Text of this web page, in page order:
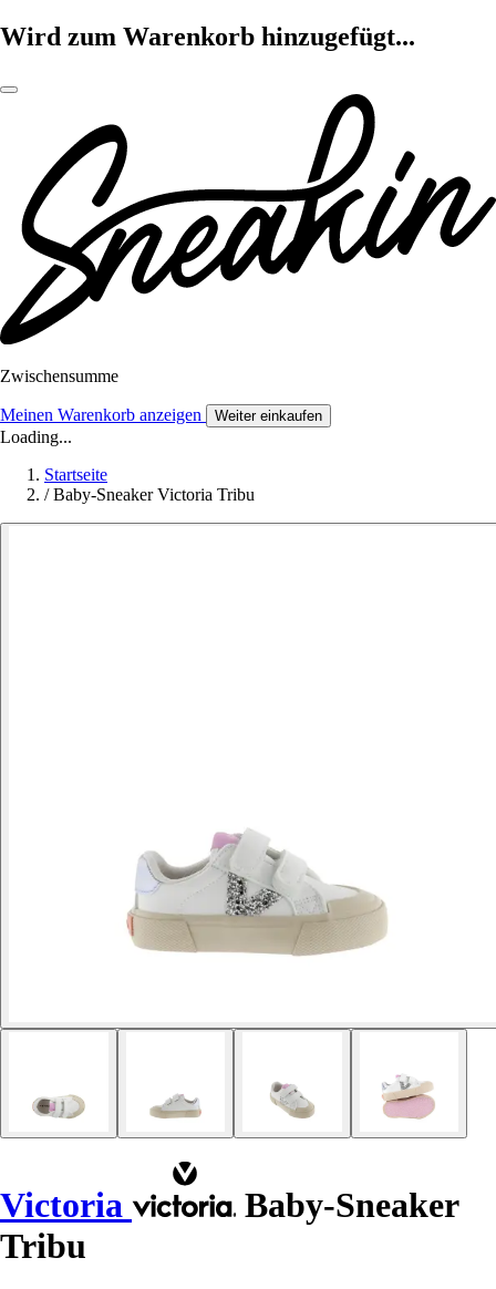
Wird zum Warenkorb hinzugefügt...
Zwischensumme
Meinen Warenkorb anzeigen Weiter einkaufen
Loading...
Startseite
/ Baby-Sneaker Victoria Tribu
Victoria
Baby-Sneaker
Tribu